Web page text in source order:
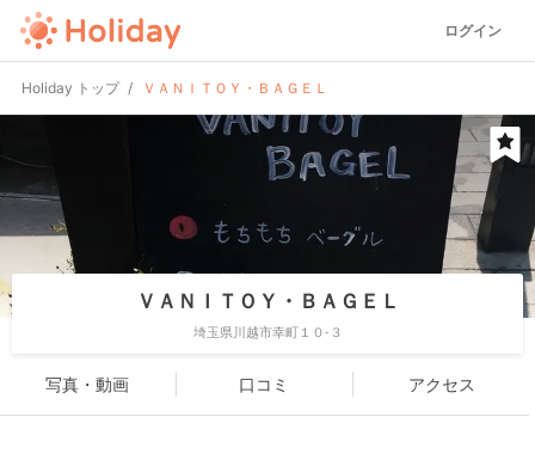
ログイン
Holiday トップ ＶＡＮＩＴＯＹ・ＢＡＧＥＬ
ＶＡＮＩＴＯＹ・ＢＡＧＥＬ
埼玉県川越市幸町１０-３
写真・動画 口コミ アクセス